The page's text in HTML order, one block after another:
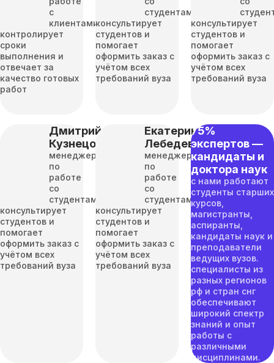
с
клиентами
контролирует
сроки
выполнения и
отвечает за
качество готовых
работ
студентами
консультирует
студентов и
помогает
оформить заказ с
учётом всех
требований вуза
консультирует
студентов и
помогает
оформить заказ с
учётом всех
требований вуза
Дмитрий
Кузнецов
менеджер
по
работе
со
студентами
консультирует
студентов и
помогает
оформить заказ с
учётом всех
требований вуза
Екатерина
Лебедева
менеджер
по
работе
со
студентами
консультирует
студентов и
помогает
оформить заказ с
учётом всех
требований вуза
75%
экспертов —
кандидаты и
доктора наук
с нами работают
студенты старших
курсов,
магистранты,
аспиранты,
кандидаты наук и
преподаватели
ведущих вузов.
специалисты из
разных регионов
рф и стран снг
обеспечивают
широкий спектр
знаний и опыт
работы с
различными
дисциплинами.